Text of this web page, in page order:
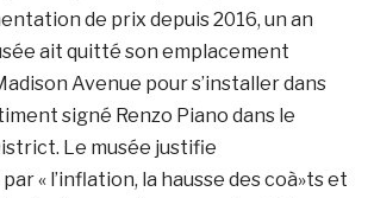
de prix depuis 2016, un an
ait quitté son emplacement
Avenue pour s’installer dans
signé Renzo Piano dans le
Le musée justifie
« l’inflation, la hausse des coà»ts et